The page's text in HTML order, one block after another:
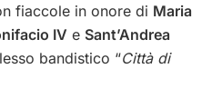
fiaccole in onore di Maria
IV e Sant’Andrea
bandistico “Città di